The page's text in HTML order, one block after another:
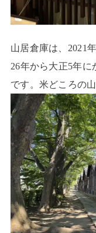
山居倉庫は、2021
26年から大正5年に
です。米どころの